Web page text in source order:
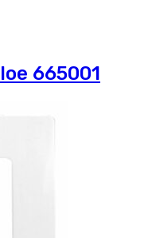
665001